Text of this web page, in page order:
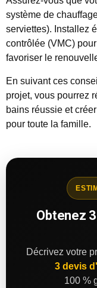
système de
serviettes). Installez
contrôlée (VMC)
favoriser le
En suivant ces
projet, vous pourrez
bains réussie et
pour toute la famille.
Obtenez
Décrivez votre
3 devis
100 %